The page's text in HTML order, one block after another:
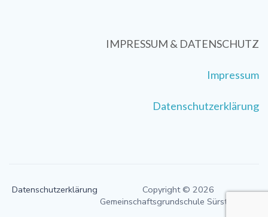
IMPRESSUM & DATENSCHUTZ
Impressum
Datenschutzerklärung
Copyright © 2026
Gemeinschaftsgrundschule Sürster Weg
Datenschutzerklärung